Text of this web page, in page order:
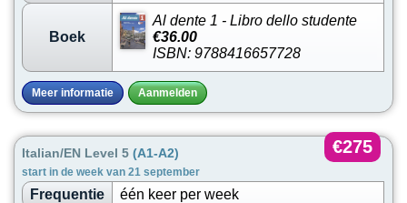
Boek
Al dente 1 - Libro dello studente
€36.00
ISBN: 9788416657728
Meer informatie Aanmelden
Italian/EN Level 5 (A1-A2)
start in de week van 21 september
€275
Frequentie één keer per week